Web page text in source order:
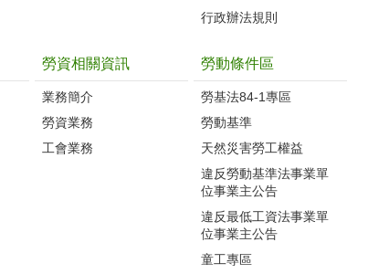
行政辦法規則
勞資相關資訊
業務簡介
勞資業務
工會業務
勞動條件區
勞基法84-1專區
勞動基準
天然災害勞工權益
違反勞動基準法事業單
位事業主公告
違反最低工資法事業單
位事業主公告
童工專區